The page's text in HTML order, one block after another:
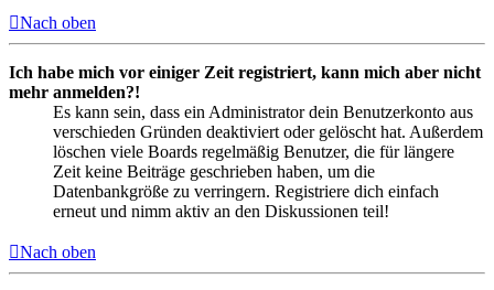
Nach oben
Ich habe mich vor einiger Zeit registriert, kann mich aber nicht
mehr anmelden?!
Es kann sein, dass ein Administrator dein Benutzerkonto aus
verschieden Gründen deaktiviert oder gelöscht hat. Außerdem
löschen viele Boards regelmäßig Benutzer, die für längere
Zeit keine Beiträge geschrieben haben, um die
Datenbankgröße zu verringern. Registriere dich einfach
erneut und nimm aktiv an den Diskussionen teil!
Nach oben